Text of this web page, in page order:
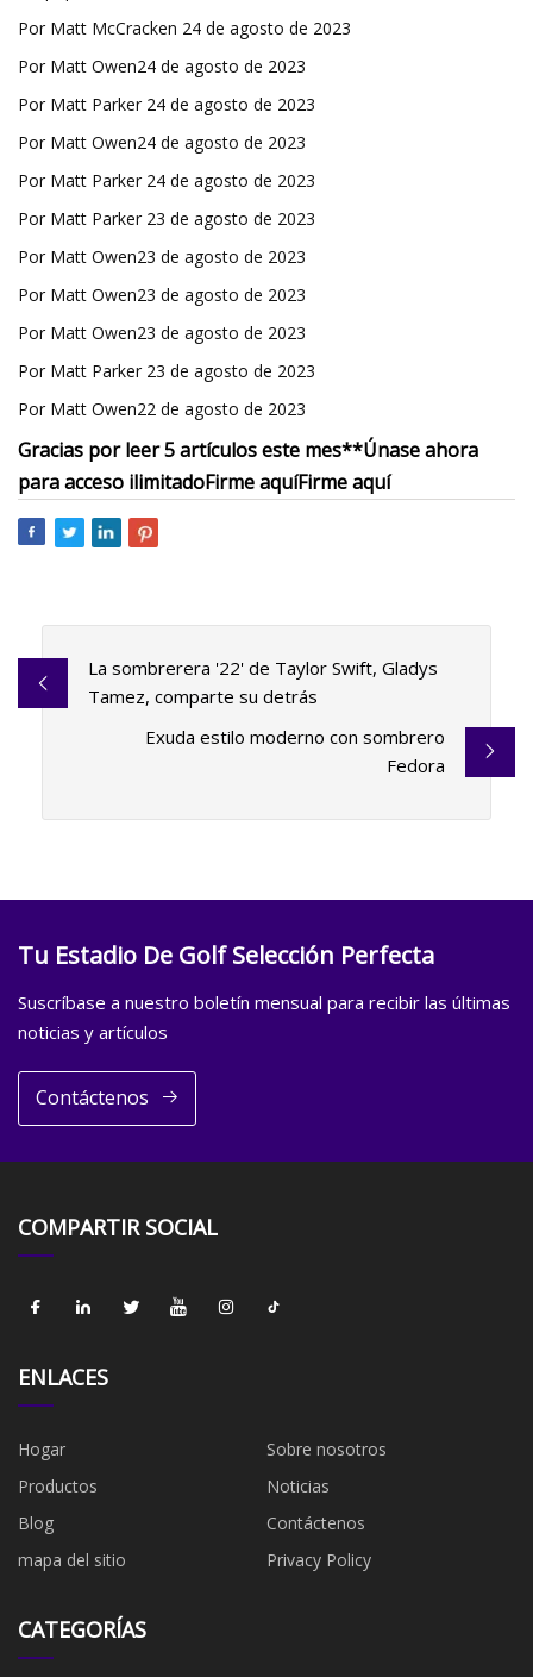
Por Matt McCracken 24 de agosto de 2023
Por Matt Owen24 de agosto de 2023
Por Matt Parker 24 de agosto de 2023
Por Matt Owen24 de agosto de 2023
Por Matt Parker 24 de agosto de 2023
Por Matt Parker 23 de agosto de 2023
Por Matt Owen23 de agosto de 2023
Por Matt Owen23 de agosto de 2023
Por Matt Owen23 de agosto de 2023
Por Matt Parker 23 de agosto de 2023
Por Matt Owen22 de agosto de 2023
Gracias por leer 5 artículos este mes**Únase ahora
para acceso ilimitadoFirme aquíFirme aquí
La sombrerera '22' de Taylor Swift, Gladys
Tamez, comparte su detrás
Exuda estilo moderno con sombrero
Fedora
Tu Estadio De Golf Selección Perfecta
Suscríbase a nuestro boletín mensual para recibir las últimas
noticias y artículos
Contáctenos
COMPARTIR SOCIAL
ENLACES
Hogar
Sobre nosotros
Productos
Noticias
Blog
Contáctenos
mapa del sitio
Privacy Policy
CATEGORÍAS